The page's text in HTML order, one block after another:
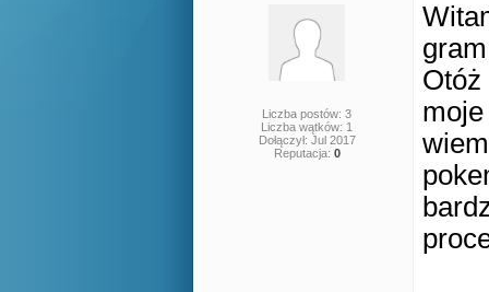
Liczba postów: 3
Liczba wątków: 1
Dołączył: Jul 2017
Reputacja: 0
Otóż